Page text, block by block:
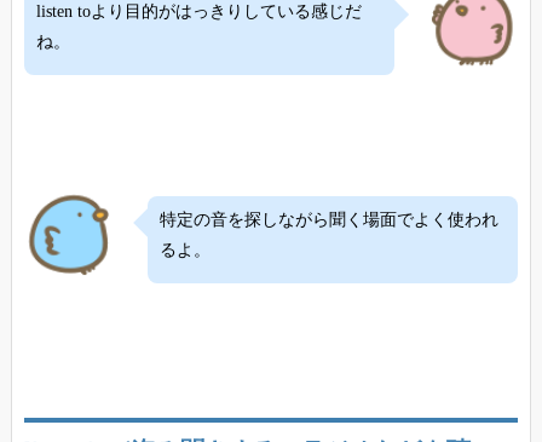
listen toより目的がはっきりしている感じだ
ね。
特定の音を探しながら聞く場面でよく使われ
るよ。